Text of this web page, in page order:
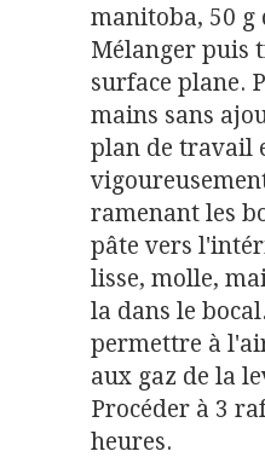
manitoba, 50 g
Mélanger puis
surface plane.
mains sans
plan de travail
ramenant les
pâte vers
lisse, molle,
la dans le
permettre à
aux gaz de la
Procéder à 3
heures.